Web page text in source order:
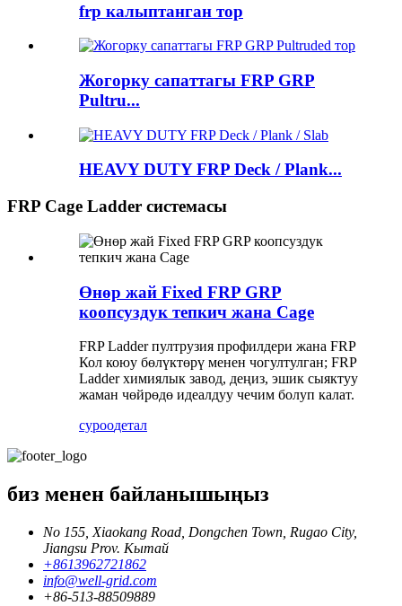
frp калыптанган тор
Жогорку сапаттагы FRP GRP
Pultru...
HEAVY DUTY FRP Deck / Plank...
FRP Cage Ladder системасы
Өнөр жай Fixed FRP GRP
коопсуздук тепкич жана Cage
FRP Ladder пултрузия профилдери жана FRP
Кол коюу бөлүктөрү менен чогултулган; FRP
Ladder химиялык завод, деңиз, эшик сыяктуу
жаман чөйрөдө идеалдуу чечим болуп калат.
суроодетал
биз менен байланышыңыз
No 155, Xiaokang Road, Dongchen Town, Rugao City,
Jiangsu Prov. Кытай
+8613962721862
info@well-grid.com
+86-513-88509889